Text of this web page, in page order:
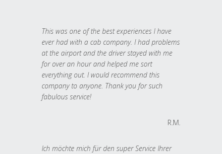
This was one of the best experiences I have
ever had with a cab company. I had problems
at the airport and the driver stayed with me
for over an hour and helped me sort
everything out. I would recommend this
company to anyone. Thank you for such
fabulous service!
R.M.
Ich möchte mich für den super Service Ihrer